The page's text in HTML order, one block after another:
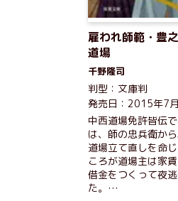
雇われ師範・豊
道場
千野隆司
判型：文庫判
発売日：2015年7
中西道場免許皆伝
は、師の忠兵衛か
道場立て直しを命
ころが道場主は家賃
借金をつくって夜
た。…